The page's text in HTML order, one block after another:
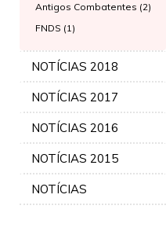
Antigos Combatentes (2)
FNDS (1)
NOTÍCIAS 2018
NOTÍCIAS 2017
NOTÍCIAS 2016
NOTÍCIAS 2015
NOTÍCIAS